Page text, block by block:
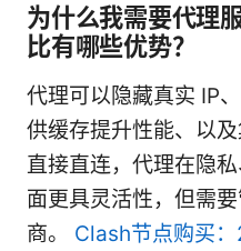
为什么我需要代理
比有哪些优势？
代理可以隐藏真实 IP
供缓存提升性能、以
直接直连，代理在隐
面更具灵活性，但需
商。 Clash节点购买